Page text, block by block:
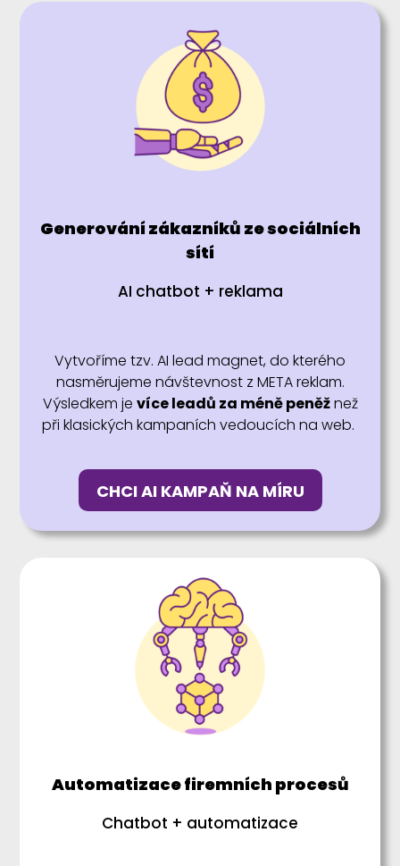
Generování zákazníků ze sociálních
sítí
AI chatbot + reklama
Vytvoříme tzv. AI lead magnet, do kterého
nasměrujeme návštevnost z META reklam.
Výsledkem je více leadů za méně peněžnež
při klasických kampaních vedoucích na web.
CHCI AI KAMPAŇ NA MÍRU
Automatizace firemních procesů
Chatbot + automatizace